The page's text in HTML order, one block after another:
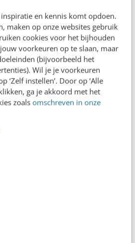
en kennis komt opdoen.
maken op onze websites gebruik
cookies voor het bijhouden
voorkeuren op te slaan, maar
(bijvoorbeeld het
Wil je je voorkeuren
‘Zelf instellen’. Door op ‘Alle
ga je akkoord met het
zoals omschreven in onze
niet mag negeren in je
op dit moment de
laat daarbij Netflix, Disney+ en